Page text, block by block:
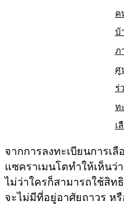
ค
บ้
ภ
ศู
ร่
ท
เ
จากการลงทะเบียนการเ
แซคราเมนโตทำให้เห็นว่
ไม่ว่าใครก็สามารถใช้สิท
จะไม่มีที่อยู่อาศัยถาวร ห